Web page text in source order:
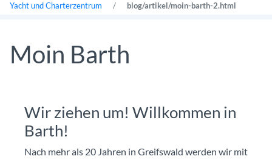
Yacht und Charterzentrum blog/artikel/moin-barth-2.html
Moin Barth
Wir ziehen um! Willkommen in
Barth!
Nach mehr als 20 Jahren in Greifswald werden wir mit